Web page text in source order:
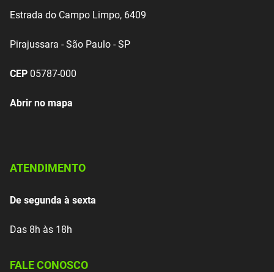
Estrada do Campo Limpo, 6409
Pirajussara - São Paulo - SP
CEP 05787-000
Abrir no mapa
ATENDIMENTO
De segunda à sexta
Das 8h às 18h
FALE CONOSCO